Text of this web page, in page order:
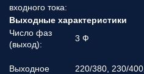
входного тока:
Выходные характеристики
Число фаз
(выход):
3 Ф
Выходное
220/380, 230/400,